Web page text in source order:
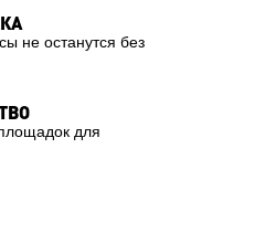
не останутся без
для